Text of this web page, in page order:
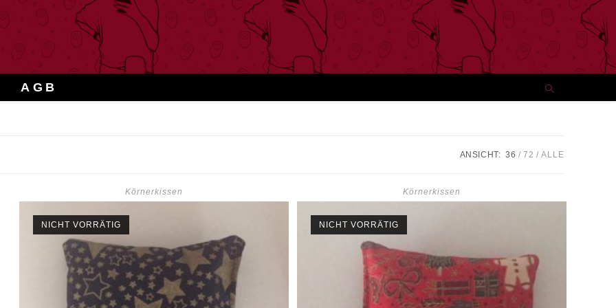
AGB
ANSICHT: 36 72 ALLE
Körnerkissen
NICHT VORRÄTIG
Körnerkissen
NICHT VORRÄTIG